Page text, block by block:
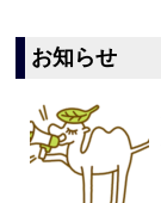
お知らせ